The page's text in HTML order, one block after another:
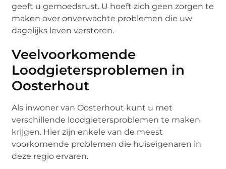
geeft u gemoedsrust. U hoeft zich geen zorgen te
maken over onverwachte problemen die uw
dagelijks leven verstoren.
Veelvoorkomende
Loodgietersproblemen in
Oosterhout
Als inwoner van Oosterhout kunt u met
verschillende loodgietersproblemen te maken
krijgen. Hier zijn enkele van de meest
voorkomende problemen die huiseigenaren in
deze regio ervaren.